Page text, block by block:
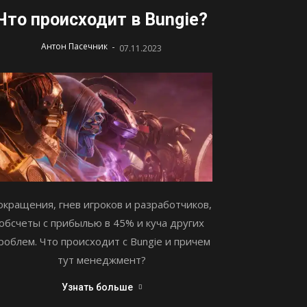
происходит в Bungie?
Антон Пасечник - 07.11.2023
гнев игроков и разработчиков,
с прибылью в 45% и куча других
Что происходит с Bungie и причем
тут менеджмент?
Узнать больше